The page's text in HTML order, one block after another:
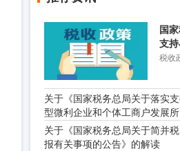
国
支
体工
税收
关于《国家税务总局关于落实
型微利企业和个体工商户发展所
关于《国家税务总局关于简并
报有关事项的公告》的解读